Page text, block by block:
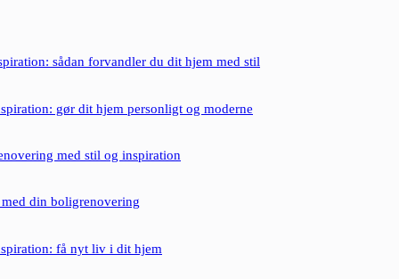
sådan forvandler du dit hjem med stil
gør dit hjem personligt og moderne
med stil og inspiration
din boligrenovering
få nyt liv i dit hjem